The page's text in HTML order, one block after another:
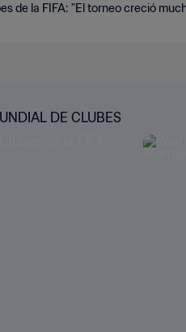
de la FIFA: "El torneo creció
DE CLUBES